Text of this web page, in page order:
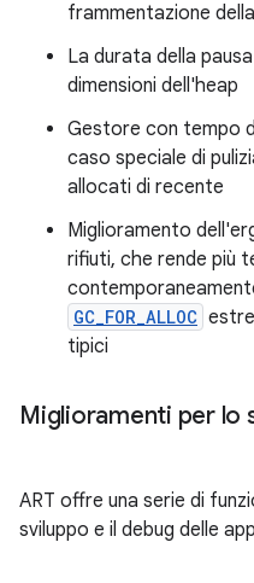
frammentazione
La durata della
dimensioni dell'heap
Gestore con tempo
caso speciale di
allocati di recente
Miglioramento
rifiuti, che rende più
GC_FOR_ALLOC
tipici
Miglioramenti per lo
ART offre una serie di
sviluppo e il debug delle